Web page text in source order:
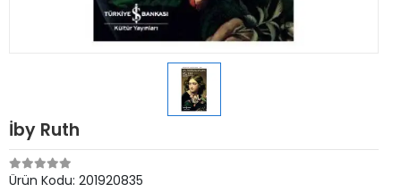
İby Ruth
Ürün Kodu: 201920835